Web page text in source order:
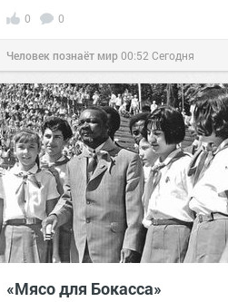
0 0
Человек познаёт мир00:52 Сегодня
«Мясо для Бокасса»